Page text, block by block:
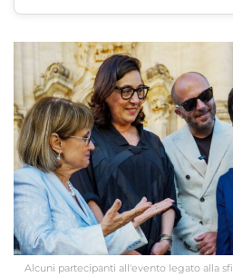
Alcuni partecipanti all'evento legato alla